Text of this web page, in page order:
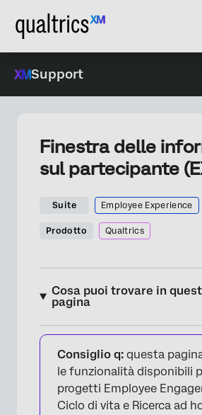
Support
Finestra delle
sul partecipante
Suite Employee Experience
Prodotto Qualtrics
Cosa puoi trovare in
pagina
Informazioni sulla finestra
sul partecipante
Modifica delle informazioni sul
e del campo; Metadata
Consiglio q: questa
le funzionalità disponibili
progetti Employee
Ciclo di vita e Ricerca ad